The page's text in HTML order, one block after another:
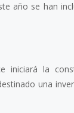
año se han
iniciará la
una